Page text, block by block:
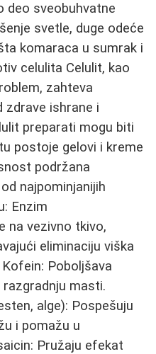
deo sveobuhvatne
svetle, duge odeće
komaraca u sumrak i
celulita Celulit, kao
zahteva
zdrave ishrane i
preparati mogu biti
postoje gelovi i kreme
podržana
najpominjanijih
Enzim
na vezivno tkivo,
eliminaciju viška
Poboljšava
masti.
alge): Pospešuju
i pomažu u
Pružaju efekat